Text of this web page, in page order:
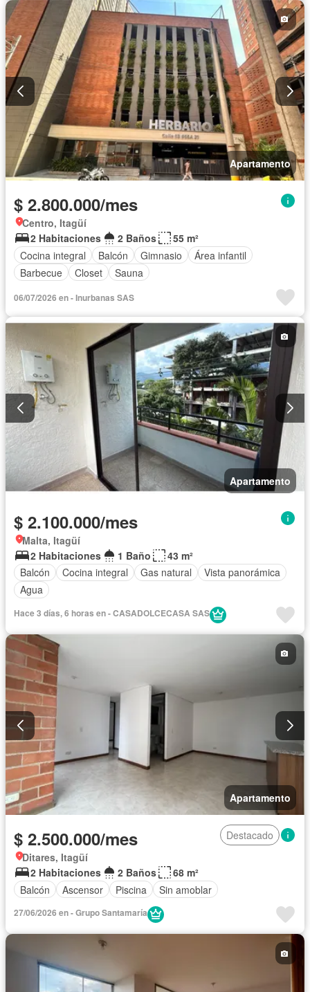
Apartamento
$ 2.800.000/mes
Centro, Itagüí
2 Habitaciones
2 Baños
55 m²
Cocina integral
Balcón Gimnasio
Área infantil
Barbecue
Closet Sauna
06/07/2026 en - Inurbanas SAS
Apartamento
$ 2.100.000/mes
Malta, Itagüí
2 Habitaciones
1 Baño
43 m²
Balcón
Cocina integral Gas natural
Vista panorámica
Agua
Hace 3 días, 6 horas en - CASADOLCECASA SAS
Apartamento
$ 2.500.000/mes
Destacado
Ditares, Itagüí
2 Habitaciones
2 Baños
68 m²
Balcón
Ascensor Piscina Sin amoblar
27/06/2026 en - Grupo Santamaría